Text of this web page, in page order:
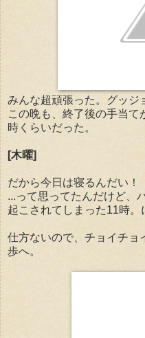
みんな超頑張った。グッジ
この晩も、終了後の手当
時くらいだった。
[木曜]
だから今日は寝るんだい！
...って思ってたんだけど、
起こされてしまった11時。
仕方ないので、チョイチョ
歩へ。